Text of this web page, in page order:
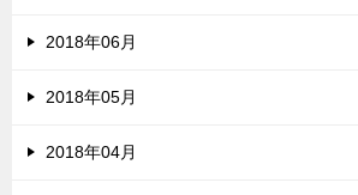
2018年06月
2018年05月
2018年04月